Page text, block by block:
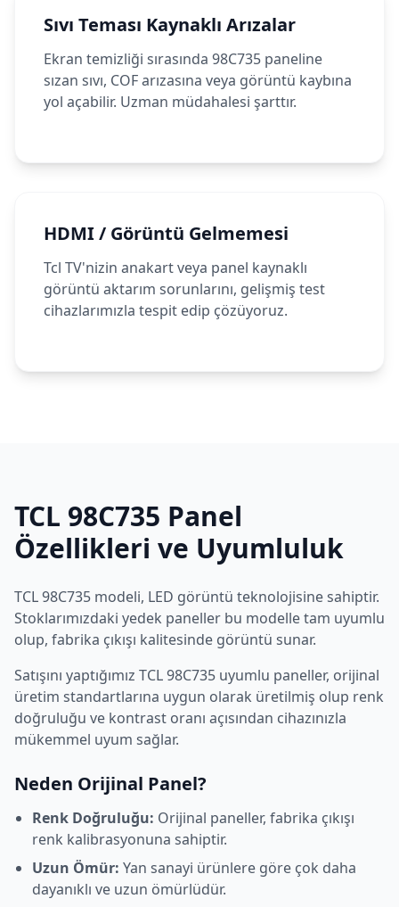
Sıvı Teması Kaynaklı Arızalar
Ekran temizliği sırasında 98C735 paneline
sızan sıvı, COF arızasına veya görüntü kaybına
yol açabilir. Uzman müdahalesi şarttır.
HDMI / Görüntü Gelmemesi
Tcl TV'nizin anakart veya panel kaynaklı
görüntü aktarım sorunlarını, gelişmiş test
cihazlarımızla tespit edip çözüyoruz.
TCL 98C735 Panel
Özellikleri ve Uyumluluk
TCL98C735 modeli, LED görüntü teknolojisine sahiptir.
Stoklarımızdaki yedek paneller bu modelle tam uyumlu
olup, fabrika çıkışı kalitesinde görüntü sunar.
Satışını yaptığımız TCL98C735 uyumlu paneller, orijinal
üretim standartlarına uygun olarak üretilmiş olup renk
doğruluğu ve kontrast oranı açısından cihazınızla
mükemmel uyum sağlar.
Neden Orijinal Panel?
Renk Doğruluğu: Orijinal paneller, fabrika çıkışı
renk kalibrasyonuna sahiptir.
Uzun Ömür: Yan sanayi ürünlere göre çok daha
dayanıklı ve uzun ömürlüdür.